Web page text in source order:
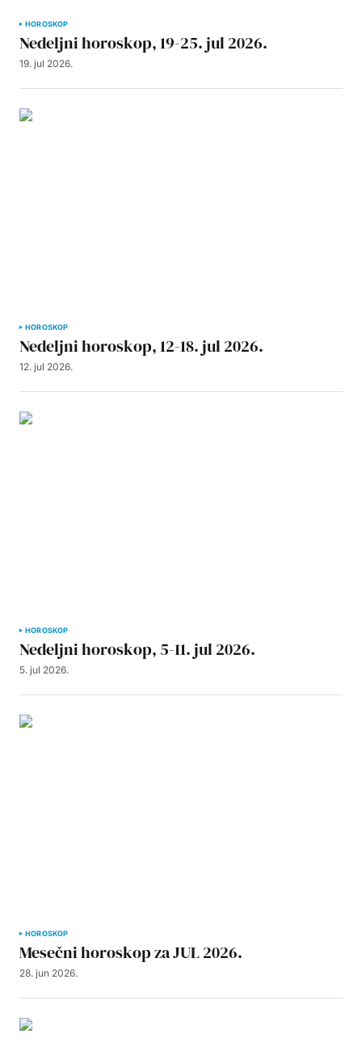
HOROSKOP
Nedeljni horoskop, 19-25. jul 2026.
19. jul 2026.
HOROSKOP
Nedeljni horoskop, 12-18. jul 2026.
12. jul 2026.
HOROSKOP
Nedeljni horoskop, 5-11. jul 2026.
5. jul 2026.
HOROSKOP
Mesečni horoskop za JUL 2026.
28. jun 2026.